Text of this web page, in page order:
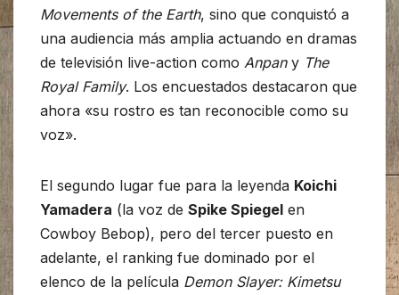
Movements of the Earth, sino que conquistó a
una audiencia más amplia actuando en dramas
de televisión live-action como Anpany The
Royal Family. Los encuestados destacaron que
ahora «su rostro es tan reconocible como su
voz».
El segundo lugar fue para la leyenda Koichi
Yamadera (la voz de Spike Spiegel en
Cowboy Bebop), pero del tercer puesto en
adelante, el ranking fue dominado por el
elenco de la película Demon Slayer: Kimetsu